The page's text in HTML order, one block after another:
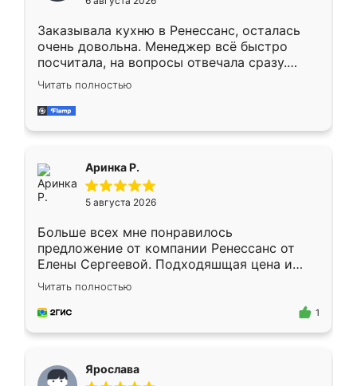
мебели буду заказывать только здесь.
Заказывала кухню в Ренессанс, осталась
очень довольна. Менеджер всё быстро
посчитала, на вопросы отвечала сразу.
Замерщик приехал в субботу, подошёл к
делу со всей ответственностью. Собрали
за день, ребята работали аккуратно, даже
Читать полностью
Аринка Р.
5 августа 2026
Больше всех мне понравилось
предложение от компании Ренессанс от
Елены Сергеевой. Подходяшщая цена и
короткие сроки изготовления. Приехавший
для замера сотрудник Владислав
предложил по моему эскизу самый
Читать полностью
1
Ярослава